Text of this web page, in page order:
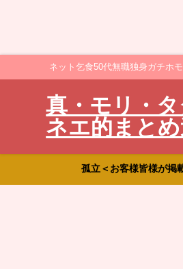
ネット乞食50代無職独身ガチホ
真・モリ・
ネエ的まと
孤立＜お客様皆様が掲